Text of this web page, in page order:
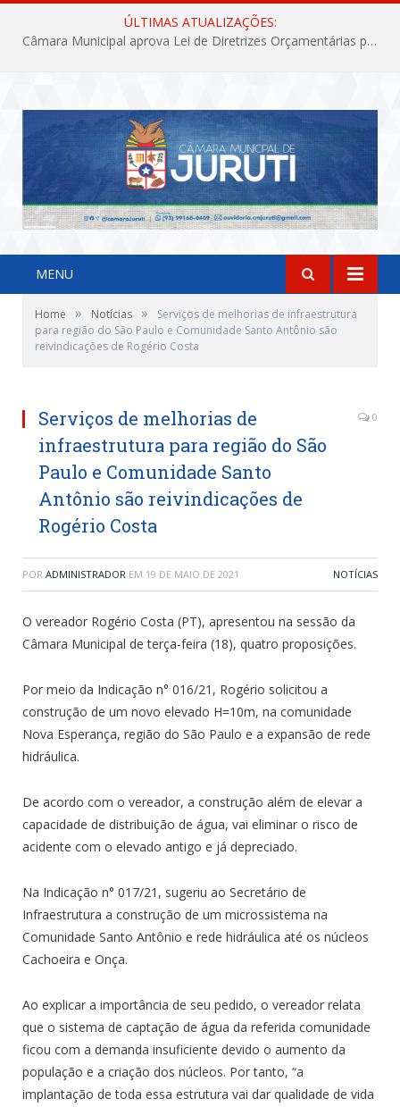
ÚLTIMAS ATUALIZAÇÕES:
Câmara Municipal aprova Lei de Diretrizes Orçamentárias para o exercício financeiro de 2027
MENU
Home » Notícias »
Serviços de melhorias de infraestrutura
para região do São Paulo e Comunidade Santo Antônio são
reivindicações de Rogério Costa
Serviços de melhorias de
infraestrutura para região do São
Paulo e Comunidade Santo
Antônio são reivindicações de
Rogério Costa
0
POR ADMINISTRADOR EM 19 DE MAIO DE 2021 NOTÍCIAS
O vereador Rogério Costa (PT), apresentou na sessão da
Câmara Municipal de terça-feira (18), quatro proposições.
Por meio da Indicação n° 016/21, Rogério solicitou a
construção de um novo elevado H=10m, na comunidade
Nova Esperança, região do São Paulo e a expansão de rede
hidráulica.
De acordo com o vereador, a construção além de elevar a
capacidade de distribuição de água, vai eliminar o risco de
acidente com o elevado antigo e já depreciado.
Na Indicação n° 017/21, sugeriu ao Secretário de
Infraestrutura a construção de um microssistema na
Comunidade Santo Antônio e rede hidráulica até os núcleos
Cachoeira e Onça.
Ao explicar a importância de seu pedido, o vereador relata
que o sistema de captação de água da referida comunidade
ficou com a demanda insuficiente devido o aumento da
população e a criação dos núcleos. Por tanto, “a
implantação de toda essa estrutura vai dar qualidade de vida